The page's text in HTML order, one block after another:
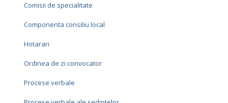
Comisii de specialitate
Componenta consiliu local
Hotarari
Ordinea de zi convocator
Procese verbale